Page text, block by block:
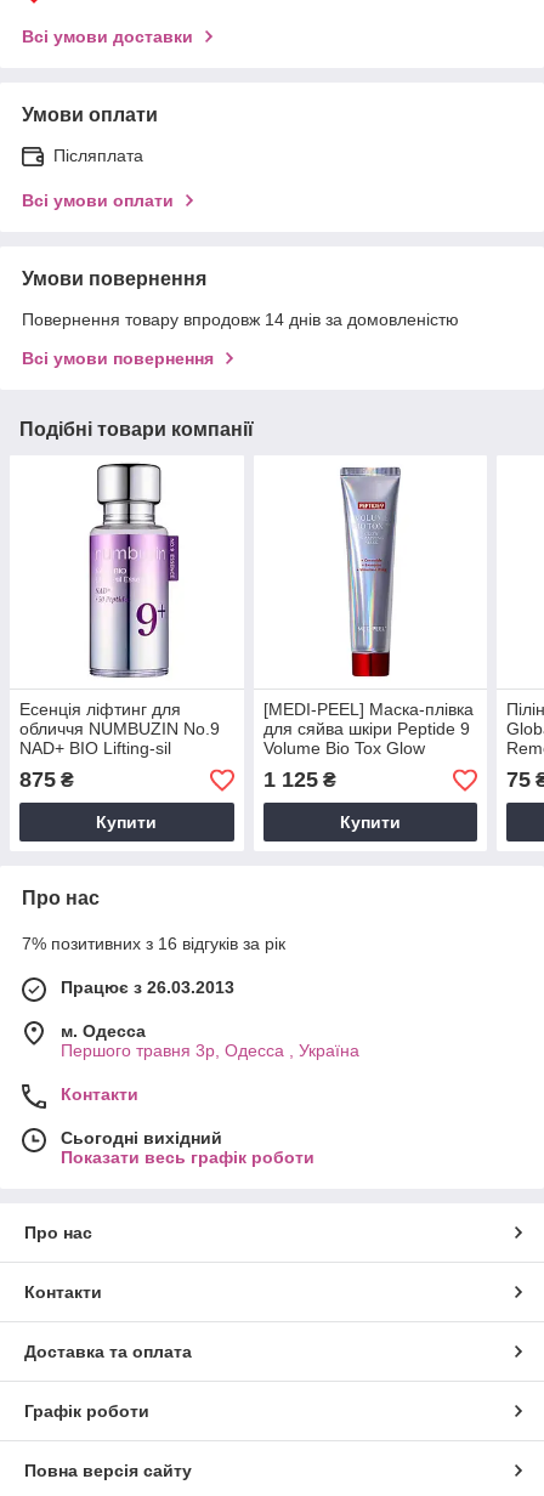
Всі умови доставки
Умови оплати
Післяплата
Всі умови оплати
Умови повернення
Повернення товару впродовж 14 днів за домовленістю
Всі умови повернення
Подібні товари компанії
Есенція ліфтинг для
обличчя NUMBUZIN No.9
NAD+ BIO Lifting-sil
Essence, 30 мл
875 ₴
Купити
[MEDI-PEEL] Маска-плівка
для сяйва шкіри Peptide 9
Volume Bio Tox Glow
Wrapping Mask Pro, 70 мл
1 125₴
Купити
75
Про нас
7% позитивних з 16 відгуків за рік
Працює з 26.03.2013
м. Одесса
Першого травня 3р, Одесса , Україна
Контакти
Сьогодні вихідний
Показати весь графік роботи
Про нас
Контакти
Доставка та оплата
Графік роботи
Повна версія сайту